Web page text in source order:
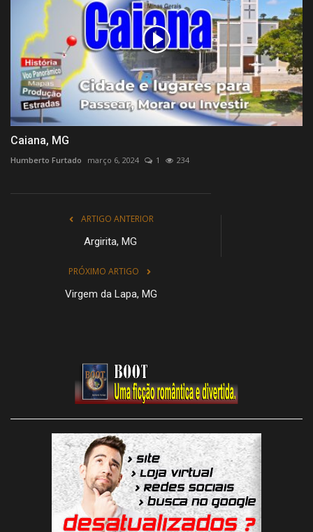
Caiana, MG
Humberto Furtado março 6, 2024 1 234
ARTIGO ANTERIOR
Argirita, MG
PRÓXIMO ARTIGO
Virgem da Lapa, MG